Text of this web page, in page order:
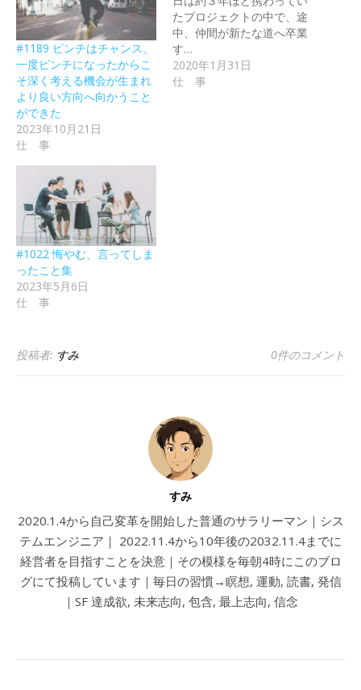
#1189 ピンチはチャンス、
一度ピンチになったからこ
そ深く考える機会が生まれ
より良い方向へ向かうこと
ができた
2023年10月21日
仕 事
たプロジェクトの中で、途
中、仲間が新たな道へ卒業
す…
2020年1月31日
仕 事
#1022 悔やむ、言ってしま
ったこと集
2023年5月6日
仕 事
投稿者: すみ 0件のコメント
すみ
2020.1.4から自己変革を開始した普通のサラリーマン｜シス
テムエンジニア｜ 2022.11.4から10年後の2032.11.4までに
経営者を目指すことを決意｜その模様を毎朝4時にこのブロ
グにて投稿しています｜毎日の習慣→瞑想, 運動, 読書, 発信
｜SF 達成欲, 未来志向, 包含, 最上志向, 信念